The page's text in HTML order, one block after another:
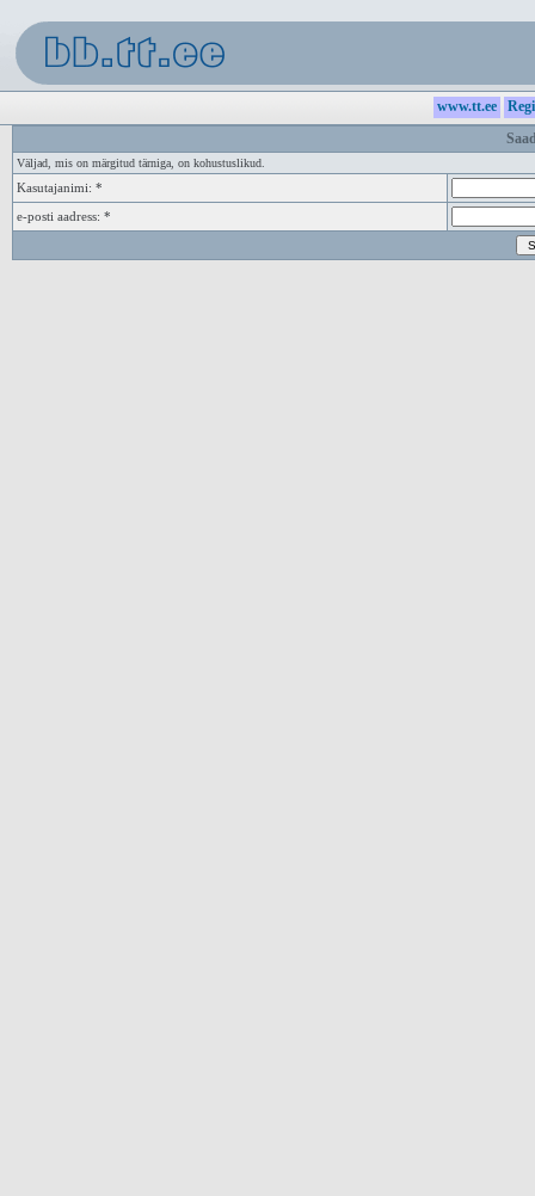
www.tt.ee
Väljad, mis on märgitud tärniga, on kohustuslikud.
Kasutajanimi: *
e-posti aadress: *